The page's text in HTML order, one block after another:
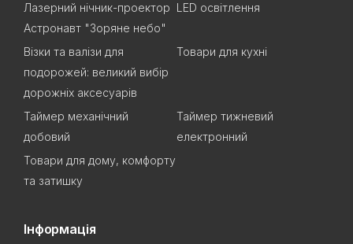
Лазерний нічник-проектор
Астронавт "Зоряне небо"
LED освітлення
Візки та валізи для
подорожей: великий вибір
дорожніх аксесуарів
Товари для кухні
Таймер механічний
добовий
Таймер тижневий
електронний
Товари для дому, комфорту
та затишку
Інформація